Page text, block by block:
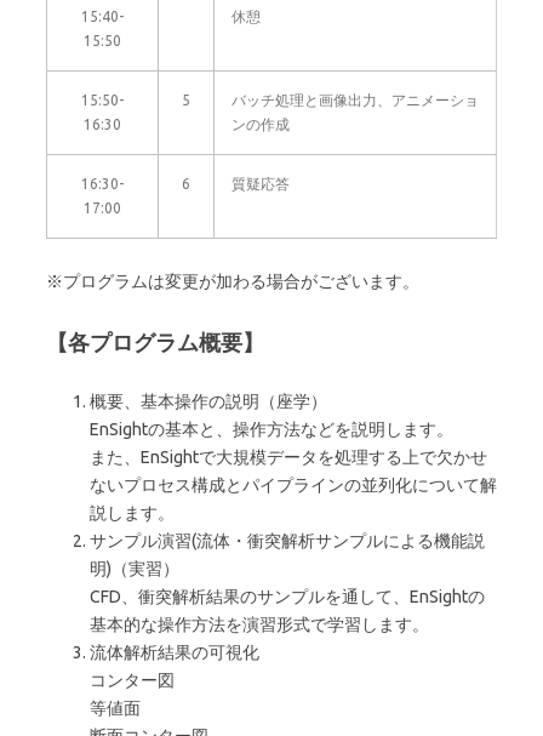
15:40-
15:50
休憩
15:50-
16:30
5
バッチ処理と画像出力、アニメーショ
ンの作成
16:30-
17:00
6 質疑応答
※プログラムは変更が加わる場合がございます。
【各プログラム概要】
概要、基本操作の説明（座学）
EnSightの基本と、操作方法などを説明します。
また、EnSightで大規模データを処理する上で欠かせ
ないプロセス構成とパイプラインの並列化について解
説します。
サンプル演習(流体・衝突解析サンプルによる機能説
明)（実習）
CFD、衝突解析結果のサンプルを通して、EnSightの
基本的な操作方法を演習形式で学習します。
流体解析結果の可視化
コンター図
等値面